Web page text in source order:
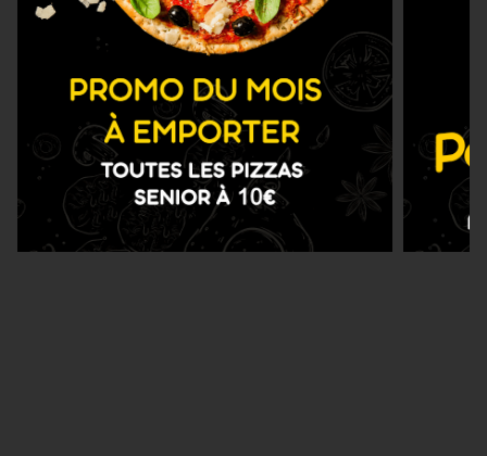
Nous Trouver